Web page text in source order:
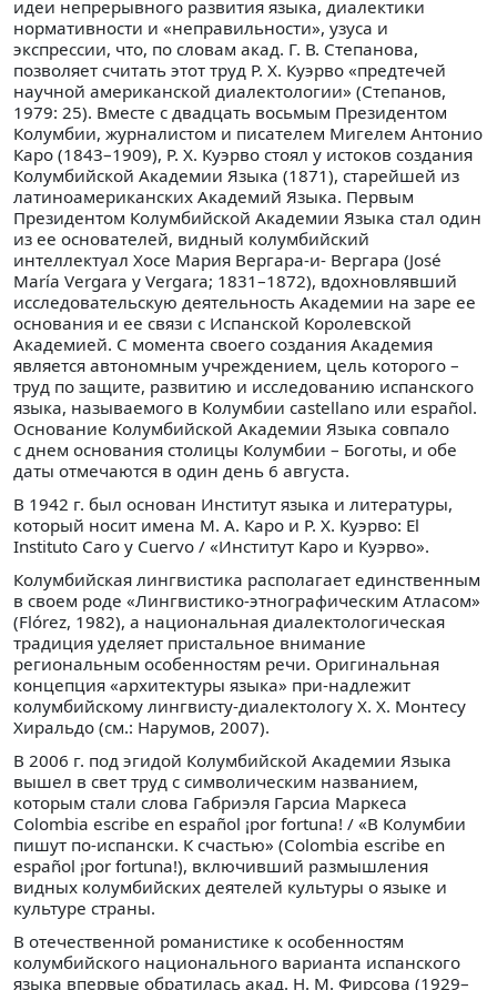
идеи непрерывного развития языка, диалектики
нормативности и «неправильности», узуса и
экспрессии, что, по словам акад. Г. В. Степанова,
позволяет считать этот труд Р. Х. Куэрво «предтечей
научной американской диалектологии» (Степанов,
1979: 25). Вместе с двадцать восьмым Президентом
Колумбии, журналистом и писателем Мигелем Антонио
Каро (1843–1909), Р. Х. Куэрво стоял у истоков создания
Колумбийской Академии Языка (1871), старейшей из
латиноамериканских Академий Языка. Первым
Президентом Колумбийской Академии Языка стал один
из ее основателей, видный колумбийский
интеллектуал Хосе Мария Вергара-и- Вергара (José
María Vergara y Vergara; 1831–1872), вдохновлявший
исследовательскую деятельность Академии на заре ее
основания и ее связи с Испанской Королевской
Академией. С момента своего создания Академия
является автономным учреждением, цель которого –
труд по защите, развитию и исследованию испанского
языка, называемого в Колумбии castellano или español.
Основание Колумбийской Академии Языка совпало
с днем основания столицы Колумбии – Боготы, и обе
даты отмечаются в один день 6 августа.
В 1942 г. был основан Институт языка и литературы,
который носит имена М. А. Каро и Р. Х. Куэрво: El
Instituto Caro y Cuervo / «Институт Каро и Куэрво».
Колумбийская лингвистика располагает единственным
в своем роде «Лингвистико-этнографическим Атласом»
(Flórez, 1982), а национальная диалектологическая
традиция уделяет пристальное внимание
региональным особенностям речи. Оригинальная
концепция «архитектуры языка» при-надлежит
колумбийскому лингвисту-диалектологу Х. Х. Монтесу
Хиральдо (см.: Нарумов, 2007).
В 2006 г. под эгидой Колумбийской Академии Языка
вышел в свет труд с символическим названием,
которым стали слова Габриэля Гарсиа Маркеса
Colombia escribe en español ¡por fortuna! / «В Колумбии
пишут по-испански. К счастью» (Colombia escribe en
español ¡por fortuna!), включивший размышления
видных колумбийских деятелей культуры о языке и
культуре страны.
В отечественной романистике к особенностям
колумбийского национального варианта испанского
языка впервые обратилась акад. Н. М. Фирсова (1929–